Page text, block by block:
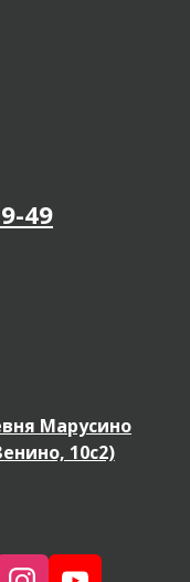
49
Марусино
10с2)